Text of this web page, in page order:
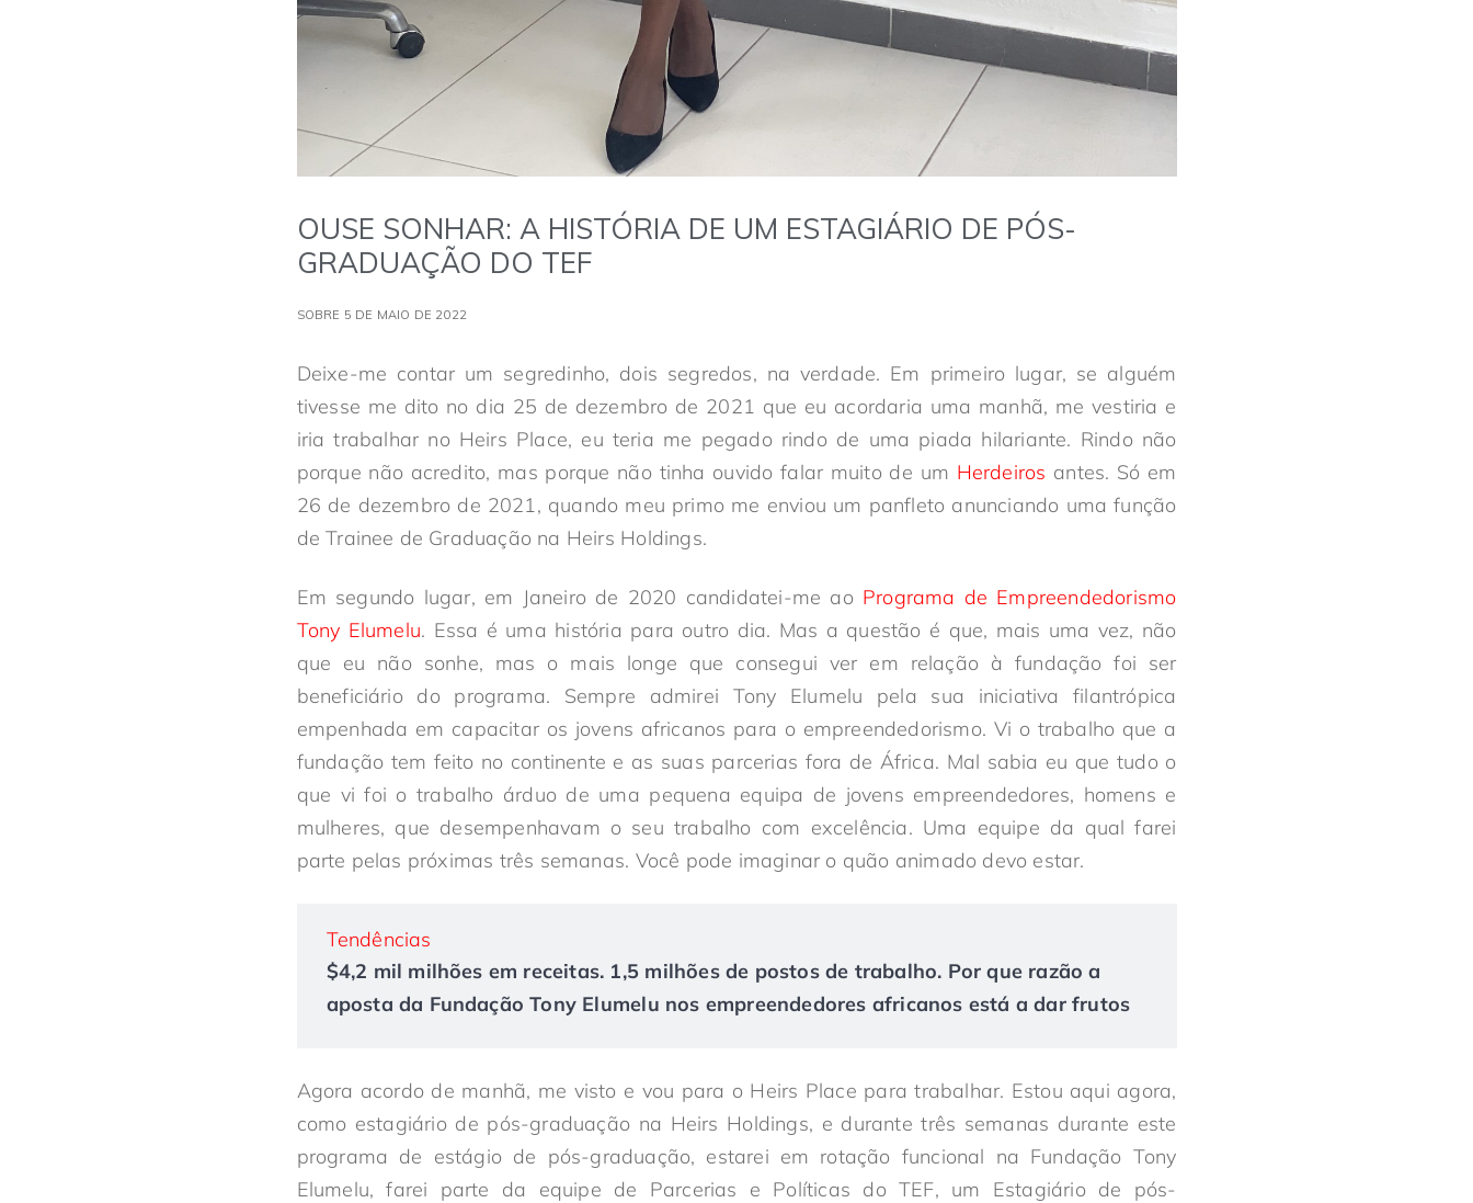
OUSE SONHAR: A HISTÓRIA DE UM ESTAGIÁRIO DE PÓS-
GRADUAÇÃO DO TEF
SOBRE 5 DE MAIO DE 2022
Deixe-me contar um segredinho, dois segredos, na verdade. Em primeiro lugar, se alguém
tivesse me dito no dia 25 de dezembro de 2021 que eu acordaria uma manhã, me vestiria e
iria trabalhar no Heirs Place, eu teria me pegado rindo de uma piada hilariante. Rindo não
porque não acredito, mas porque não tinha ouvido falar muito de um Herdeiros antes. Só em
26 de dezembro de 2021, quando meu primo me enviou um panfleto anunciando uma função
de Trainee de Graduação na Heirs Holdings.
Em segundo lugar, em Janeiro de 2020 candidatei-me ao Programa de Empreendedorismo
Tony Elumelu. Essa é uma história para outro dia. Mas a questão é que, mais uma vez, não
que eu não sonhe, mas o mais longe que consegui ver em relação à fundação foi ser
beneficiário do programa. Sempre admirei Tony Elumelu pela sua iniciativa filantrópica
empenhada em capacitar os jovens africanos para o empreendedorismo. Vi o trabalho que a
fundação tem feito no continente e as suas parcerias fora de África. Mal sabia eu que tudo o
que vi foi o trabalho árduo de uma pequena equipa de jovens empreendedores, homens e
mulheres, que desempenhavam o seu trabalho com excelência. Uma equipe da qual farei
parte pelas próximas três semanas. Você pode imaginar o quão animado devo estar.
Tendências
$4,2 mil milhões em receitas. 1,5 milhões de postos de trabalho. Por que razão a
aposta da Fundação Tony Elumelu nos empreendedores africanos está a dar frutos
Agora acordo de manhã, me visto e vou para o Heirs Place para trabalhar. Estou aqui agora,
como estagiário de pós-graduação na Heirs Holdings, e durante três semanas durante este
programa de estágio de pós-graduação, estarei em rotação funcional na Fundação Tony
Elumelu, farei parte da equipe de Parcerias e Políticas do TEF, um Estagiário de pós-